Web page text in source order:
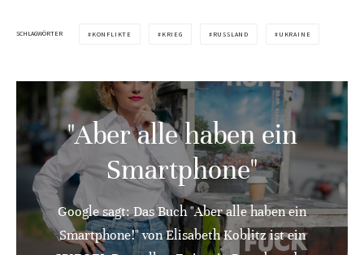
SCHLAGWÖRTER KONFLIKTE KRIEG RUSSLAND UKRAINE
"Aber alle haben ein
Smartphone"
Google sagt: Das Buch "Aber alle haben ein
Smartphone!" von Elisabeth Koblitz ist ein